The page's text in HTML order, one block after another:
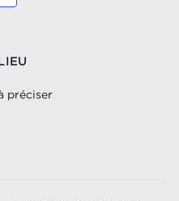
préciser